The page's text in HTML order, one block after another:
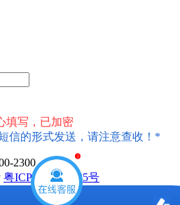
填写，已加密
信的形式发送，请注意查收！*
2300
粤ICP备18016435号
大牛教育培训中心有限公司
1